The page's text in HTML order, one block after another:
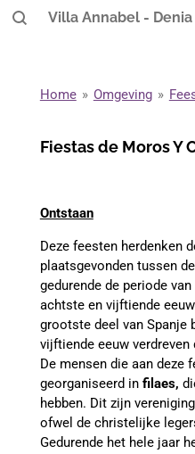
Ga
hoofdinhoud
Home » Omgeving »
Fiestas de Moros Y
Ontstaan
Deze feesten herdenken
plaatsgevonden tussen
gedurende de periode
achtste en vijftiende
grootste deel van Spanje
vijftiende eeuw verdreven
De mensen die aan deze
georganiseerd in filaes,
hebben. Dit zijn
ofwel de christelijke
Gedurende het hele jaar